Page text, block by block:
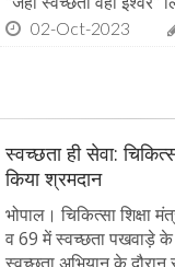
02-Oct-2023
स्वच्छता ही सेवा:
किया श्रमदान
भोपाल। चिकित्सा शिक्षा
व 69 में स्वच्छता पखवाड़े के